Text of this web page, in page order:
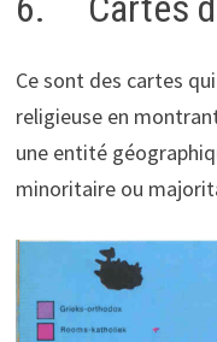
Ce sont des cartes
religieuse en
une entité
minoritaire ou